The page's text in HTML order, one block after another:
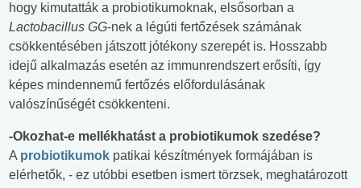
hogy kimutatták a probiotikumoknak, elsősorban a
Lactobacillus GG-nek a légúti fertőzések számának
csökkentésében játszott jótékony szerepét is. Hosszabb
idejű alkalmazás esetén az immunrendszert erősíti, így
képes mindennemű fertőzés előfordulásának
valószínűségét csökkenteni.
-Okozhat-e mellékhatást a probiotikumok szedése?
A probiotikumok patikai készítmények formájában is
elérhetők, - ez utóbbi esetben ismert törzsek, meghatározott